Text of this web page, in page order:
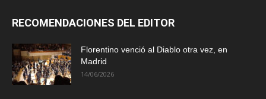
RECOMENDACIONES DEL EDITOR
Florentino venció al Diablo otra vez, en
Madrid
14/06/2026